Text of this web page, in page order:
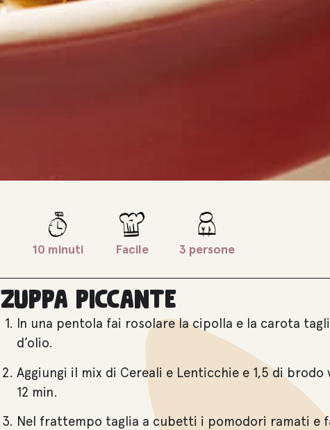
10 minuti Facile 3 persone
Zuppa piccante
In una pentola fai rosolare la cipolla e la carota
d’olio.
Aggiungi il mix di Cereali e Lenticchie e 1,5 di
12 min.
Nel frattempo taglia a cubetti i pomodori ramati e